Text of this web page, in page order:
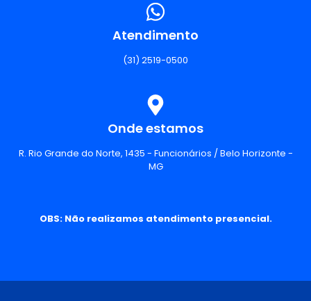
Atendimento
(31) 2519-0500
Onde estamos
R. Rio Grande do Norte, 1435 - Funcionários / Belo Horizonte -
MG
OBS: Não realizamos atendimento presencial.